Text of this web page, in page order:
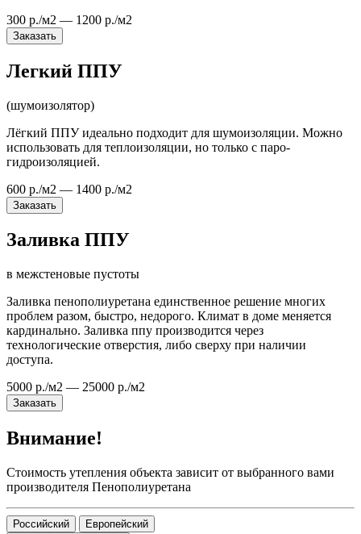
300 р./м2 — 1200 р./м2
Заказать
Легкий ППУ
(шумоизолятор)
Лёгкий ППУ идеально подходит для шумоизоляции. Можно
использовать для теплоизоляции, но только с паро-
гидроизоляцией.
600 р./м2 — 1400 р./м2
Заказать
Заливка ППУ
в межстеновые пустоты
Заливка пенополиуретана единственное решение многих
проблем разом, быстро, недорого. Климат в доме меняется
кардинально. Заливка ппу производится через
технологические отверстия, либо сверху при наличии
доступа.
5000 р./м2 — 25000 р./м2
Заказать
Внимание!
Стоимость утепления объекта зависит от выбранного вами
производителя Пенополиуретана
Российский
Европейский